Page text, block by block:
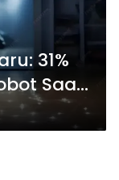
31%
Saat